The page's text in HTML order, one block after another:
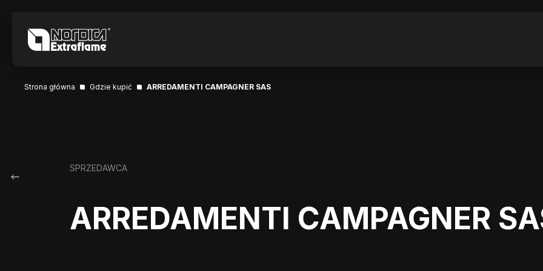
Strona główna Gdzie kupić ARREDAMENTI CAMPAGNER SAS
SPRZEDAWCA
ARREDAMENTI CAMPAGNER